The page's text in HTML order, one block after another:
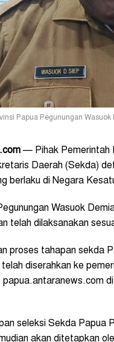
Papua Pegunungan
— Pihak Pemerintah
Daerah (Sekda)
berlaku di Negara
Wasuok
telah dilaksanakan
proses tahapan sekda
diserahkan ke
papua.antaranews.com
seleksi Sekda Papua
akan ditetapkan